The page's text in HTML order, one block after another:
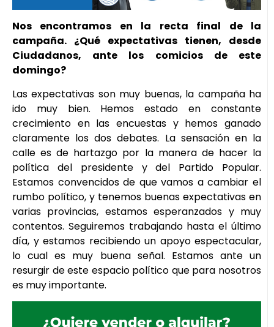
Nos encontramos en la recta final de la
campaña. ¿Qué expectativas tienen, desde
Ciudadanos, ante los comicios de este
domingo?
Las expectativas son muy buenas, la campaña ha
ido muy bien. Hemos estado en constante
crecimiento en las encuestas y hemos ganado
claramente los dos debates. La sensación en la
calle es de hartazgo por la manera de hacer la
política del presidente y del Partido Popular.
Estamos convencidos de que vamos a cambiar el
rumbo político, y tenemos buenas expectativas en
varias provincias, estamos esperanzados y muy
contentos. Seguiremos trabajando hasta el último
día, y estamos recibiendo un apoyo espectacular,
lo cual es muy buena señal. Estamos ante un
resurgir de este espacio político que para nosotros
es muy importante.